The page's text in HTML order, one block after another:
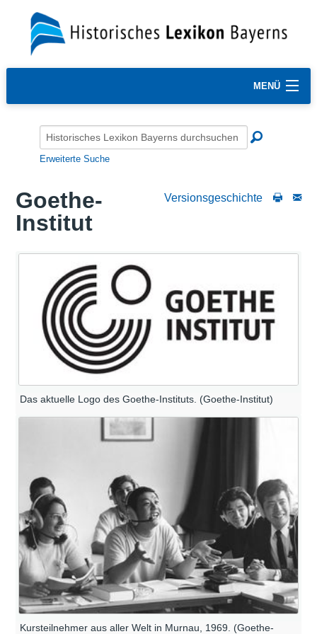
MENÜ
Erweiterte Suche
Versionsgeschichte
Goethe-
Institut
Das aktuelle Logo des Goethe-Instituts. (Goethe-Institut)
Kursteilnehmer aus aller Welt in Murnau, 1969. (Goethe-